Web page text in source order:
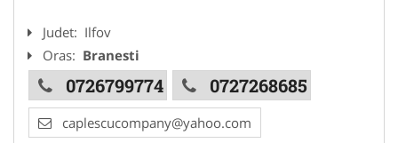
Judet: Ilfov
Oras: Branesti
0726799774 0727268685
caplescucompany@yahoo.com